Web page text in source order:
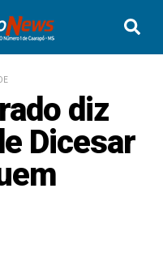
diz
Dicesar